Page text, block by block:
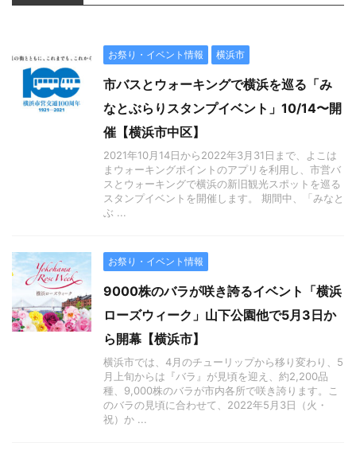
お祭り・イベント情報 横浜市
市バスとウォーキングで横浜を巡る「み
なとぶらりスタンプイベント」10/14〜開
催【横浜市中区】
2021年10月14日から2022年3月31日まで、よこは
まウォーキングポイントのアプリを利用し、市営バ
スとウォーキングで横浜の新旧観光スポットを巡る
スタンプイベントを開催します。 期間中、「みなと
ぶ ...
お祭り・イベント情報
9000株のバラが咲き誇るイベント「横浜
ローズウィーク」山下公園他で5月3日か
ら開幕【横浜市】
横浜市では、4月のチューリップから移り変わり、5
月上旬からは『バラ』が見頃を迎え、約2,200品
種、9,000株のバラが市内各所で咲き誇ります。こ
のバラの見頃に合わせて、2022年5月3日（火・
祝）か ...